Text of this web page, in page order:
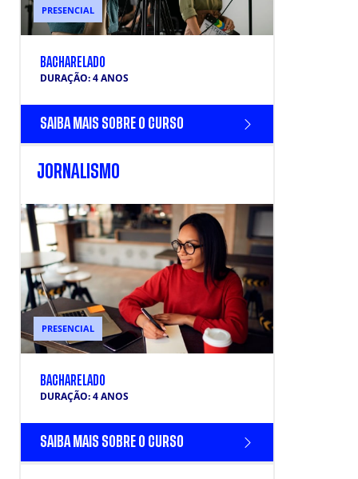
PRESENCIAL
BACHARELADO
DURAÇÃO: 4 ANOS
SAIBA MAIS SOBRE O CURSO
JORNALISMO
PRESENCIAL
BACHARELADO
DURAÇÃO: 4 ANOS
SAIBA MAIS SOBRE O CURSO